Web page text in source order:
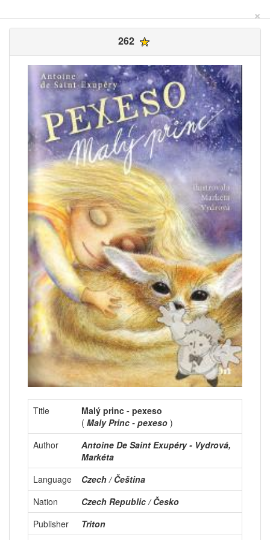
×
262
Title
Malý princ - pexeso
( Maly Princ - pexeso )
Author
Antoine De Saint Exupéry - Vydrová,
Markéta
Language
Czech / Čeština
Nation
Czech Republic / Česko
Publisher
Triton